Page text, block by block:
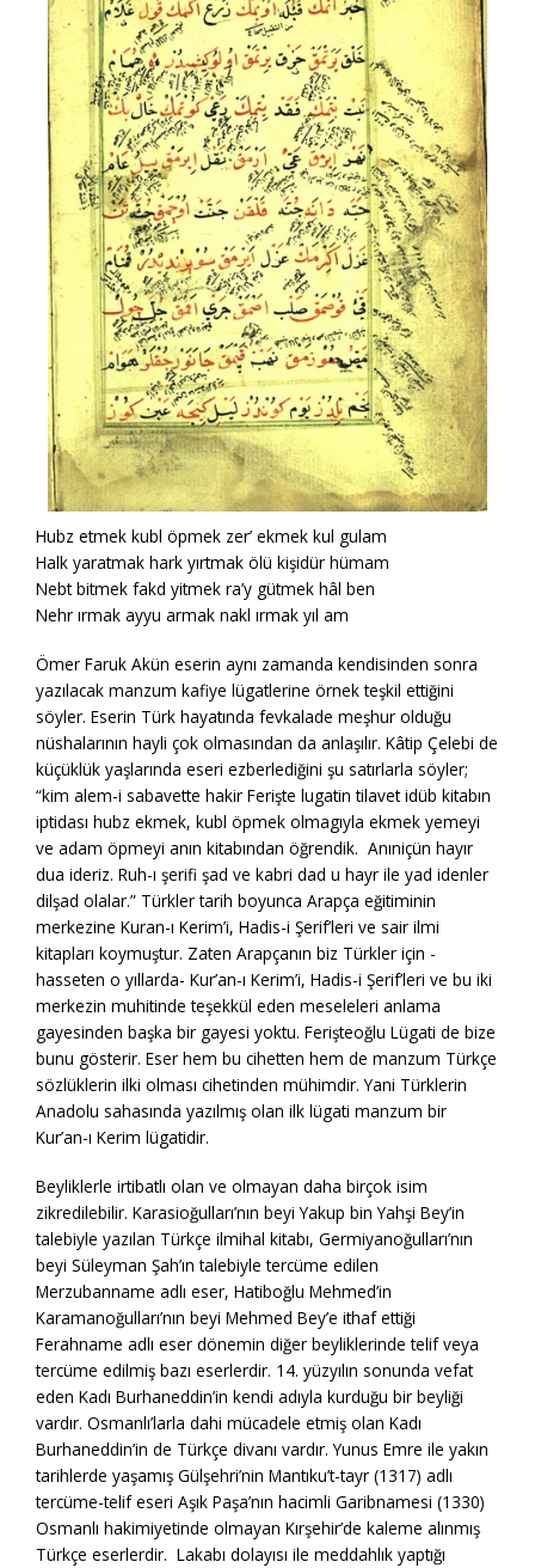
Hubz etmek kubl öpmek zer’ ekmek kul gulam
Halk yaratmak hark yırtmak ölü kişidür hümam
Nebt bitmek fakd yitmek ra’y gütmek hâl ben
Nehr ırmak ayyu armak nakl ırmak yıl am
Ömer Faruk Akün eserin aynı zamanda kendisinden sonra
yazılacak manzum kafiye lügatlerine örnek teşkil ettiğini
söyler. Eserin Türk hayatında fevkalade meşhur olduğu
nüshalarının hayli çok olmasından da anlaşılır. Kâtip Çelebi de
küçüklük yaşlarında eseri ezberlediğini şu satırlarla söyler;
“kim alem-i sabavette hakir Ferişte lugatin tilavet idüb kitabın
iptidası hubz ekmek, kubl öpmek olmagıyla ekmek yemeyi
ve adam öpmeyi anın kitabından öğrendik. Anıniçün hayır
dua ideriz. Ruh-ı şerifi şad ve kabri dad u hayr ile yad idenler
dilşad olalar.” Türkler tarih boyunca Arapça eğitiminin
merkezine Kuran-ı Kerim’i, Hadis-i Şerif’leri ve sair ilmi
kitapları koymuştur. Zaten Arapçanın biz Türkler için -
hasseten o yıllarda- Kur’an-ı Kerim’i, Hadis-i Şerif’leri ve bu iki
merkezin muhitinde teşekkül eden meseleleri anlama
gayesinden başka bir gayesi yoktu. Ferişteoğlu Lügati de bize
bunu gösterir. Eser hem bu cihetten hem de manzum Türkçe
sözlüklerin ilki olması cihetinden mühimdir. Yani Türklerin
Anadolu sahasında yazılmış olan ilk lügati manzum bir
Kur’an-ı Kerim lügatidir.
Beyliklerle irtibatlı olan ve olmayan daha birçok isim
zikredilebilir. Karasioğulları’nın beyi Yakup bin Yahşi Bey’in
talebiyle yazılan Türkçe ilmihal kitabı, Germiyanoğulları’nın
beyi Süleyman Şah’ın talebiyle tercüme edilen
Merzubanname adlı eser, Hatiboğlu Mehmed’in
Karamanoğulları’nın beyi Mehmed Bey’e ithaf ettiği
Ferahname adlı eser dönemin diğer beyliklerinde telif veya
tercüme edilmiş bazı eserlerdir. 14. yüzyılın sonunda vefat
eden Kadı Burhaneddin’in kendi adıyla kurduğu bir beyliği
vardır. Osmanlı’larla dahi mücadele etmiş olan Kadı
Burhaneddin’in de Türkçe divanı vardır. Yunus Emre ile yakın
tarihlerde yaşamış Gülşehri’nin Mantıku’t-tayr (1317) adlı
tercüme-telif eseri Aşık Paşa’nın hacimli Garibnamesi (1330)
Osmanlı hakimiyetinde olmayan Kırşehir’de kaleme alınmış
Türkçe eserlerdir. Lakabı dolayısı ile meddahlık yaptığı